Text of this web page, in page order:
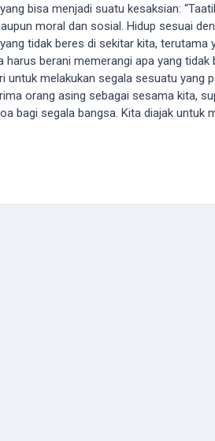
bisa menjadi suatu kesaksian:
moral dan sosial. Hidup sesuai
tidak beres di sekitar kita,
berani memerangi apa yang
melakukan segala sesuatu yang
orang asing sebagai sesama kita,
bagi segala bangsa. Kita diajak